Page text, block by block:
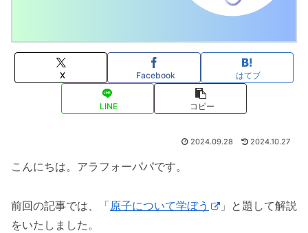
X Facebook はてブ
LINE コピー
2024.09.28 2024.10.27
こんにちは。アラフォーパパです。
前回の記事では、「原子について学ぼう
」と題して解説
をいたしました。